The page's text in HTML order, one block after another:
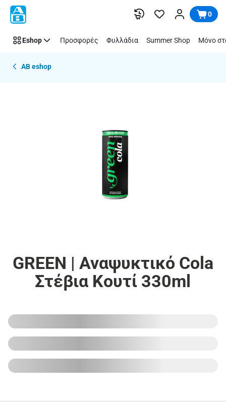
Παράλειψη 0
Eshop Προσφορές Φυλλάδια Summer Shop Μόνο
AB eshop
GREEN | Αναψυκτικό Cola
Στέβια Κουτί 330ml